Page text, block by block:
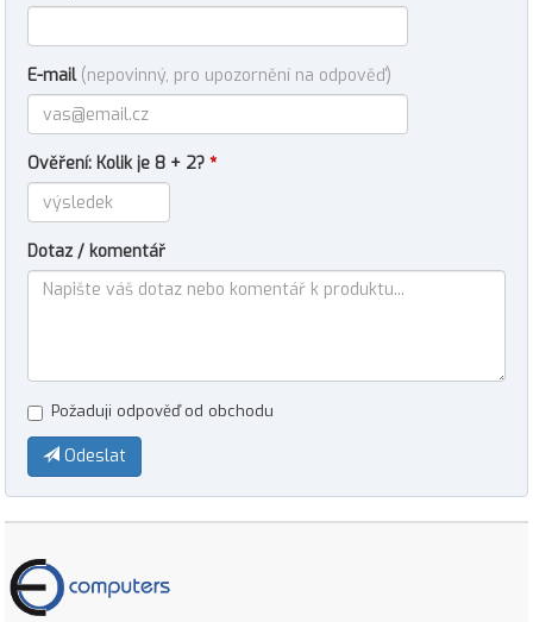
E-mail (nepovinný, pro upozornění na odpověď)
Ověření: Kolik je 8 + 2? *
Dotaz / komentář
Požaduji odpověď od obchodu
Odeslat